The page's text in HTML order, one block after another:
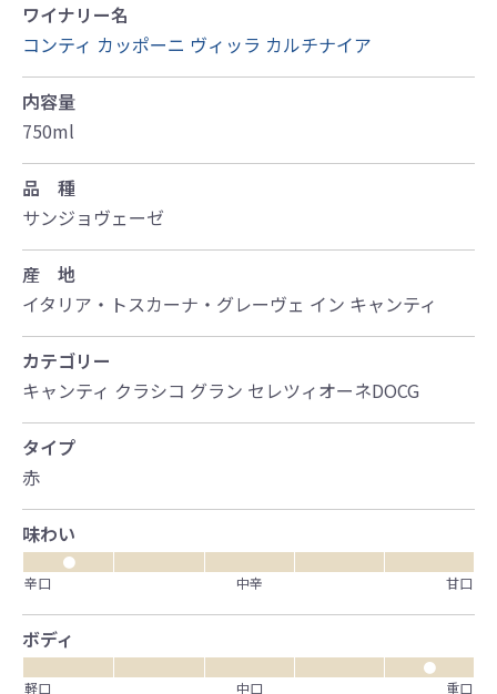
ワイナリー名
コンティ カッポーニ ヴィッラ カルチナイア
内容量
750ml
品 種
サンジョヴェーゼ
産 地
イタリア・トスカーナ・グレーヴェ イン キャンティ
カテゴリー
キャンティ クラシコ グラン セレツィオーネDOCG
タイプ
赤
味わい
●
辛口
中辛 甘口
ボディ
●
軽口
中口 重口